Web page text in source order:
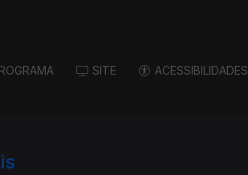
SITE ACESSIBILIDADES